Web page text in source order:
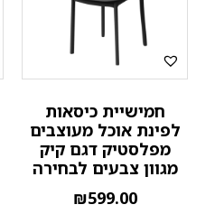
חמישיית כיסאות
לפינת אוכל מעוצבים
מפלסטיק דגם קיק
מגוון צבעים לבחירה
₪599.00